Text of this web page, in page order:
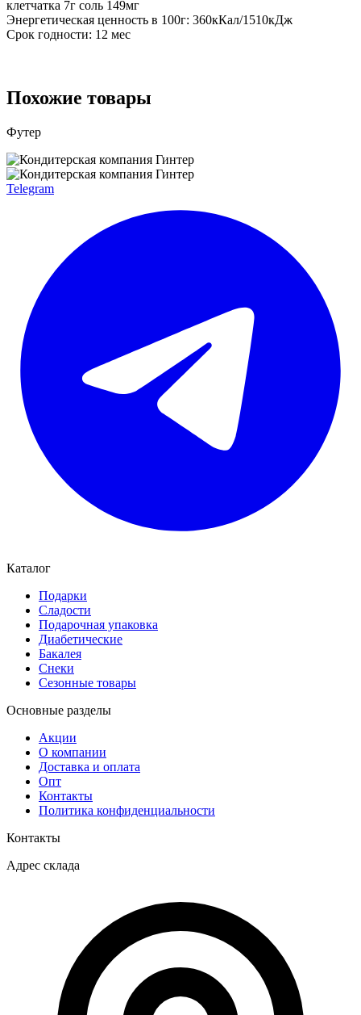
клетчатка 7г соль 149мг
Энергетическая ценность в 100г: 360кКал/1510кДж
Срок годности: 12 мес
Похожие товары
Футер
Telegram
Каталог
Подарки
Сладости
Подарочная упаковка
Диабетические
Бакалея
Снеки
Сезонные товары
Основные разделы
Акции
О компании
Доставка и оплата
Опт
Контакты
Политика конфиденциальности
Контакты
Адрес склада